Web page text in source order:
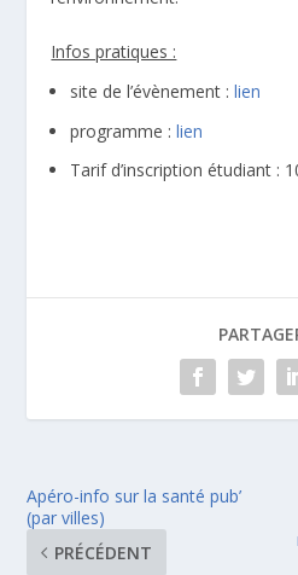
Infos pratiques :
site de l’évènement :lien
programme :lien
Tarif d’inscription étudiant :
Apéro-info sur la santé pub’
(par villes)
PRÉCÉDENT